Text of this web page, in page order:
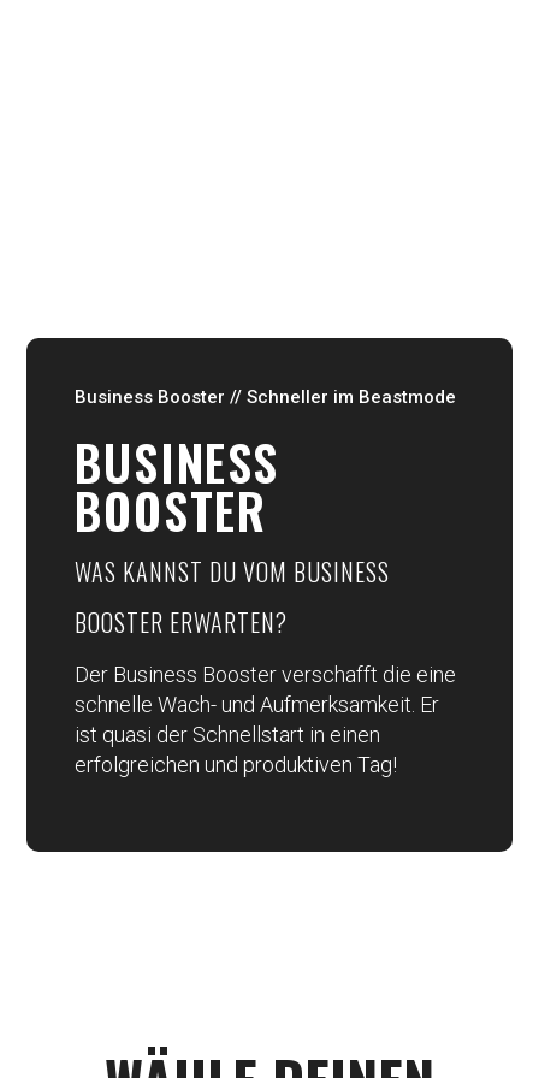
Business Booster // Schneller im Beastmode
BUSINESS
BOOSTER
WAS KANNST DU VOM BUSINESS
BOOSTER ERWARTEN?
Der Business Booster verschafft die eine
schnelle Wach- und Aufmerksamkeit. Er
ist quasi der Schnellstart in einen
erfolgreichen und produktiven Tag!